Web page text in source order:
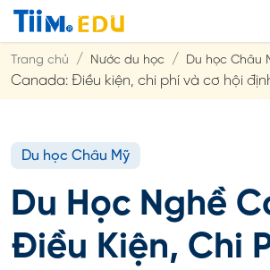
Trang chủ Nước du học Du học Châu
Canada: Điều kiện, chi phí và cơ hội
Du học Châu Mỹ
Du Học Nghề
Điều Kiện, Chi